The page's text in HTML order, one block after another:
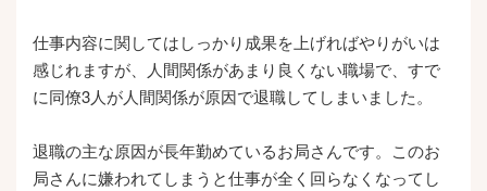
仕事内容に関してはしっかり成果を上げればやりがいは
感じれますが、人間関係があまり良くない職場で、すで
に同僚3人が人間関係が原因で退職してしまいました。
退職の主な原因が長年勤めているお局さんです。このお
局さんに嫌われてしまうと仕事が全く回らなくなってし